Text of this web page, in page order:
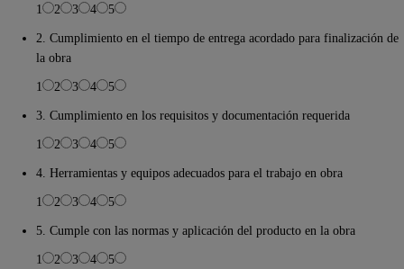
1
2 3 4
5
2. Cumplimiento en el tiempo de entrega acordado para finalización de
la obra
1
2 3 4
5
3. Cumplimiento en los requisitos y documentación requerida
1
2 3 4
5
4. Herramientas y equipos adecuados para el trabajo en obra
1
2 3 4
5
5. Cumple con las normas y aplicación del producto en la obra
1
2 3 4
5